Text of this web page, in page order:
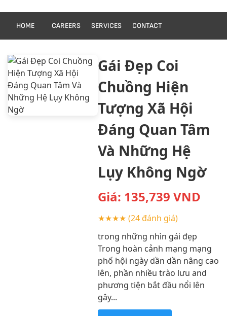
HOME CAREERS SERVICES CONTACT
Gái Đẹp Coi
Chuồng Hiện
Tượng Xã Hội
Đáng Quan Tâm
Và Những Hệ
Lụy Không Ngờ
Giá: 135,739 VND
★★★★ (24 đánh giá)
trong những nhìn gái đẹp
Trong hoàn cảnh mạng mạng
phố hội ngày dần dần nâng cao
lên, phần nhiều trào lưu and
phương tiện bắt đầu nổi lên
gây...